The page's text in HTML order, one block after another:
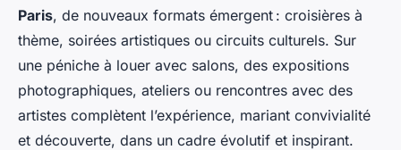
Paris, de nouveaux formats émergent : croisières à
thème, soirées artistiques ou circuits culturels. Sur
une péniche à louer avec salons, des expositions
photographiques, ateliers ou rencontres avec des
artistes complètent l’expérience, mariant convivialité
et découverte, dans un cadre évolutif et inspirant.